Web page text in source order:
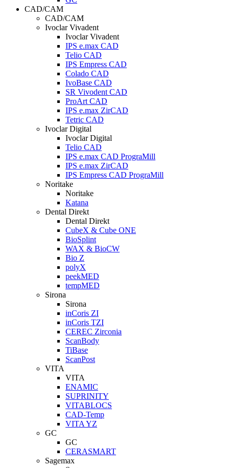
CAD/CAM
CAD/CAM
Ivoclar Vivadent
Ivoclar Vivadent
IPS e.max CAD
Telio CAD
IPS Empress CAD
Colado CAD
IvoBase CAD
SR Vivodent CAD
ProArt CAD
IPS e.max ZirCAD
Tetric CAD
Ivoclar Digital
Ivoclar Digital
Telio CAD
IPS e.max CAD PrograMill
IPS e.max ZirCAD
IPS Empress CAD PrograMill
Noritake
Noritake
Katana
Dental Direkt
Dental Direkt
CubeX & Cube ONE
BioSplint
WAX & BioCW
Bio Z
polyX
peekMED
tempMED
Sirona
Sirona
inCoris ZI
inCoris TZI
CEREC Zirconia
ScanBody
TiBase
ScanPost
VITA
VITA
ENAMIC
SUPRINITY
VITABLOCS
CAD-Temp
VITA YZ
GC
GC
CERASMART
Sagemax